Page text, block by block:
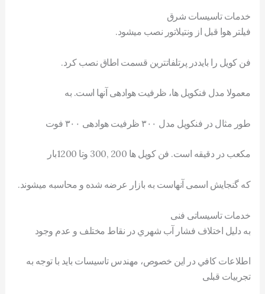
خدمات تاسیسات شرق
فيلتر هوا قبل از ونتيلاتور نصب میشود.
فن کويل را بايددر پرتلفاتترين قسمت اطاق نصب کرد.
معمولا مدل فنکويل ها، ظرفيت هوادهی آنها است. به
طور مثال در فنکويل مدل ۳۰۰ ظرفيت هوادهی ۳۰۰ فوت
مکعب در دقيقه است. فن کويل ها 200 ,300 وتا 1200بار
که گنجایش اسمی آنهاست به بازار عرضه شده و محاسبه میشوند.
خدمات تاسیساتی فنی
به دليل اختلاف فشار آب شهري در نقاط مختلف و عدم وجود
اطلاعات کافي در اين خصوص، مهندس تاسیسات بايد با توجه به
تجربيات قبلی